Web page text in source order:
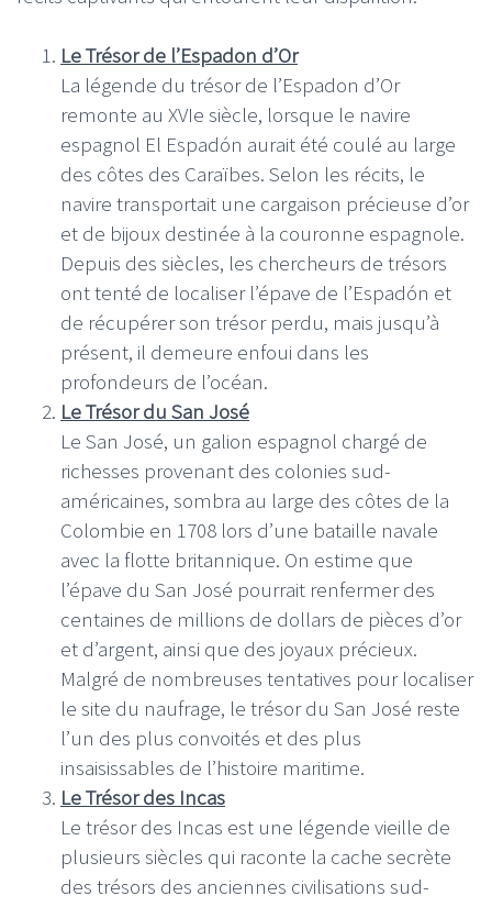
Le Trésor de l’Espadon d’Or
La légende du trésor de l’Espadon d’Or
remonte au XVIe siècle, lorsque le navire
espagnol El Espadón aurait été coulé au large
des côtes des Caraïbes. Selon les récits, le
navire transportait une cargaison précieuse d’or
et de bijoux destinée à la couronne espagnole.
Depuis des siècles, les chercheurs de trésors
ont tenté de localiser l’épave de l’Espadón et
de récupérer son trésor perdu, mais jusqu’à
présent, il demeure enfoui dans les
profondeurs de l’océan.
Le Trésor du San José
Le San José, un galion espagnol chargé de
richesses provenant des colonies sud-
américaines, sombra au large des côtes de la
Colombie en 1708 lors d’une bataille navale
avec la flotte britannique. On estime que
l’épave du San José pourrait renfermer des
centaines de millions de dollars de pièces d’or
et d’argent, ainsi que des joyaux précieux.
Malgré de nombreuses tentatives pour localiser
le site du naufrage, le trésor du San José reste
l’un des plus convoités et des plus
insaisissables de l’histoire maritime.
Le Trésor des Incas
Le trésor des Incas est une légende vieille de
plusieurs siècles qui raconte la cache secrète
des trésors des anciennes civilisations sud-